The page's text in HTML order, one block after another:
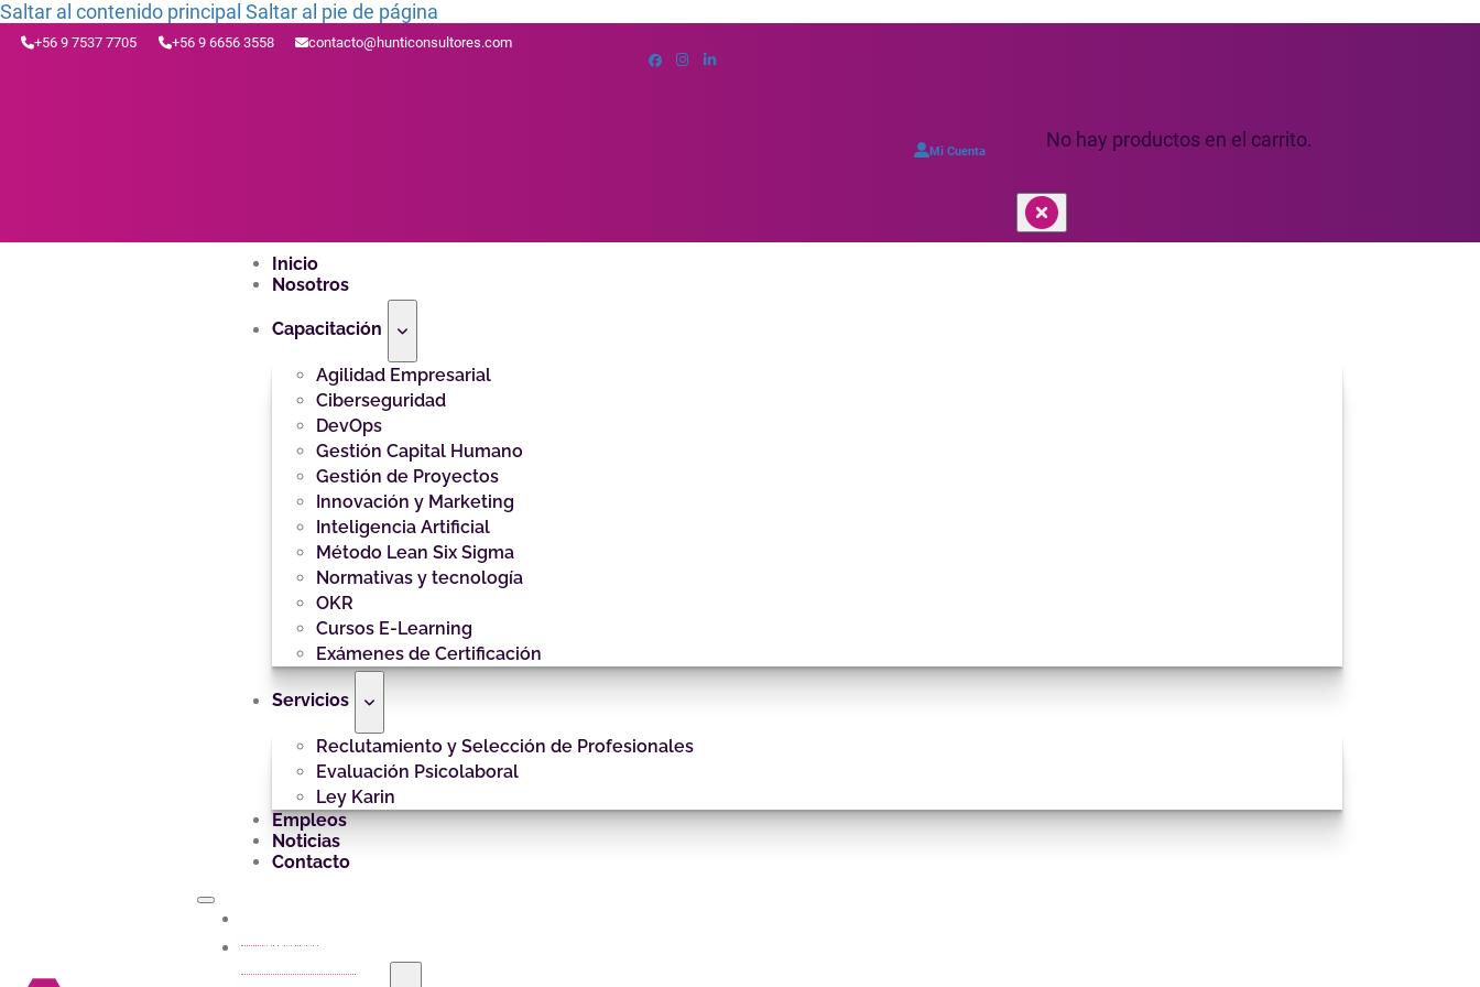
Saltar al contenido principal Saltar al pie de página
+56 9 7537 7705 +56 9 6656 3558 contacto@hunticonsultores.com
Mi Cuenta No hay productos en el carrito.
Inicio
Nosotros
Capacitación
Agilidad Empresarial
Ciberseguridad
DevOps
Gestión Capital Humano
Gestión de Proyectos
Innovación y Marketing
Inteligencia Artificial
Método Lean Six Sigma
Normativas y tecnología
OKR
Cursos E-Learning
Exámenes de Certificación
Servicios
Reclutamiento y Selección de Profesionales
Evaluación Psicolaboral
Ley Karin
Empleos
Noticias
Contacto
Nosotros